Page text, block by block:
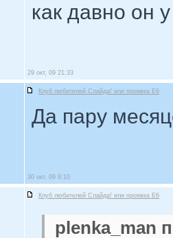
как давно он
29 окт, 09 21:33
Клуб любителей Слайда! или проявка E6
Да пару
30 окт, 09 9:10
Клуб любителей Слайда! или проявка E6
plenka_man